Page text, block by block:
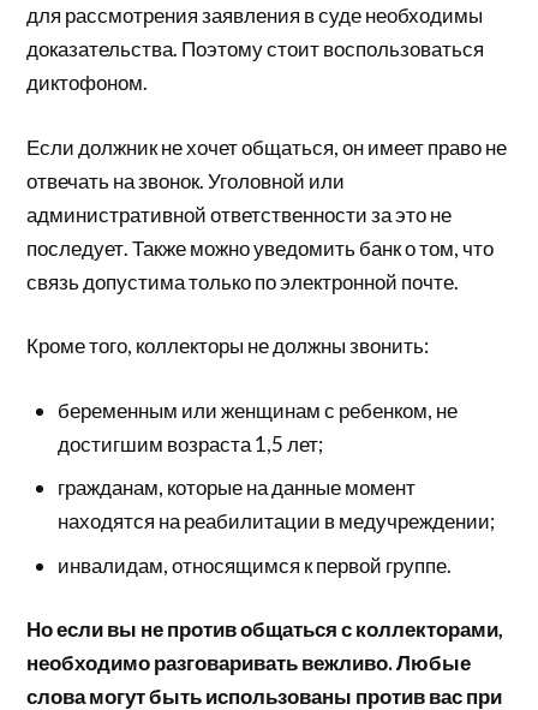
для рассмотрения заявления в суде необходимы
доказательства. Поэтому стоит воспользоваться
диктофоном.
Если должник не хочет общаться, он имеет право не
отвечать на звонок. Уголовной или
административной ответственности за это не
последует. Также можно уведомить банк о том, что
связь допустима только по электронной почте.
Кроме того, коллекторы не должны звонить:
беременным или женщинам с ребенком, не
достигшим возраста 1,5 лет;
гражданам, которые на данные момент
находятся на реабилитации в медучреждении;
инвалидам, относящимся к первой группе.
Но если вы не против общаться с коллекторами,
необходимо разговаривать вежливо. Любые
слова могут быть использованы против вас при